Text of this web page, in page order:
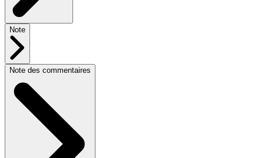
Note
Note des commentaires